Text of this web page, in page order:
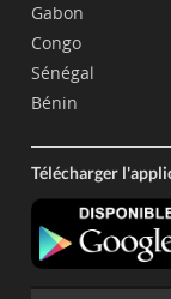
Gabon
Congo
Sénégal
Bénin
Télécharger